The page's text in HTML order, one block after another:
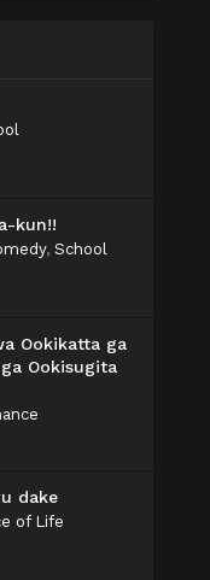
kun!!
, School
Ookikatta ga
Ookisugita
dake
of Life